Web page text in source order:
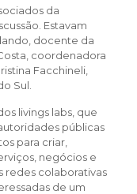
da
Estavam
docente da
coordenadora
Facchineli,
Sul.
livings labs, que
públicas
para criar,
negócios e
redes colaborativas
de um